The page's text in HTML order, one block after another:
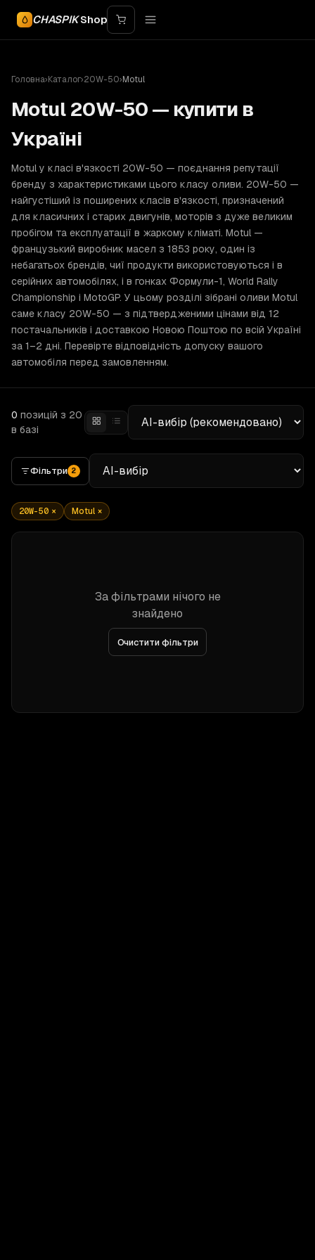
CHASPIKShop
Головна›Каталог›20W-50›Motul
Motul 20W-50 — купити в
Україні
Motul у класі в'язкості 20W-50 — поєднання репутації
бренду з характеристиками цього класу оливи. 20W-50 —
найгустіший із поширених класів в'язкості, призначений
для класичних і старих двигунів, моторів з дуже великим
пробігом та експлуатації в жаркому кліматі. Motul —
французький виробник масел з 1853 року, один із
небагатьох брендів, чиї продукти використовуються і в
серійних автомобілях, і в гонках Формули-1, World Rally
Championship і MotoGP. У цьому розділі зібрані оливи Motul
саме класу 20W-50 — з підтвердженими цінами від 12
постачальників і доставкою Новою Поштою по всій Україні
за 1–2 дні. Перевірте відповідність допуску вашого
автомобіля перед замовленням.
0 позицій з 20
в базі
Фільтри 2
20W-50 × Motul ×
За фільтрами нічого не
знайдено
Очистити фільтри